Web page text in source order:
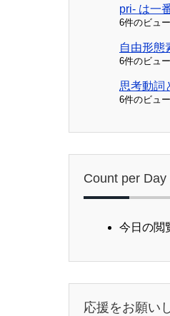
pri- は一
6件のビュー
自由形態
6件のビュー
思考動
6件のビュー
Count per Day
今日の閲
応援をお願い